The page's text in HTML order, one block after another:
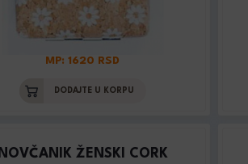
MP: 1620 RSD
DODAJTE U KORPU
NOVČANIK ŽENSKI CORK